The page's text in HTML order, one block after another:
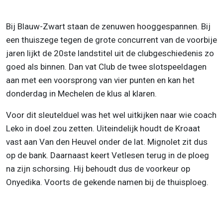
Bij Blauw-Zwart staan de zenuwen hooggespannen. Bij
een thuiszege tegen de grote concurrent van de voorbije
jaren lijkt de 20ste landstitel uit de clubgeschiedenis zo
goed als binnen. Dan vat Club de twee slotspeeldagen
aan met een voorsprong van vier punten en kan het
donderdag in Mechelen de klus al klaren.
Voor dit sleutelduel was het wel uitkijken naar wie coach
Leko in doel zou zetten. Uiteindelijk houdt de Kroaat
vast aan Van den Heuvel onder de lat. Mignolet zit dus
op de bank. Daarnaast keert Vetlesen terug in de ploeg
na zijn schorsing. Hij behoudt dus de voorkeur op
Onyedika. Voorts de gekende namen bij de thuisploeg.